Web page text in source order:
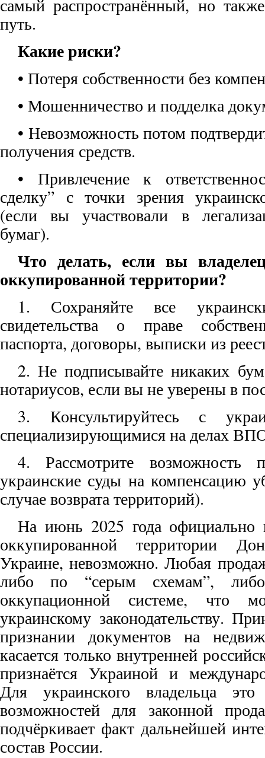
самый распространённый, но
путь.
Какие риски?
• Потеря собственности без
• Мошенничество и подделка
• Невозможность потом
получения средств.
• Привлечение к
сделку” с точки зрения
(если вы участвовали в
бумаг).
Что делать, если вы
оккупированной территории?
1. Сохраняйте все
свидетельства о праве
паспорта, договоры, выписки из
2. Не подписывайте никаких
нотариусов, если вы не уверены в
3. Консультируйтесь с
специализирующимися на делах
4. Рассмотрите возможность
украинские суды на компенсацию
случае возврата территорий).
На июнь 2025 года официально
оккупированной территории
Украине, невозможно. Любая
либо по “серым схемам”,
оккупационной системе, что
украинскому законодательству.
признании документов на
касается только внутренней
признаётся Украиной и
Для украинского владельца
возможностей для законной
подчёркивает факт дальнейшей
состав России.